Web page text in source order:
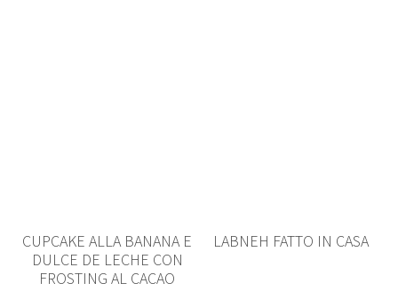
CUPCAKE ALLA BANANA E
DULCE DE LECHE CON
FROSTING AL CACAO
LABNEH FATTO IN CASA